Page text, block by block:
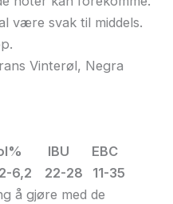
være svak til middels.
Vinterøl, Negra
EBC
6,2 22-28 11-35
å gjøre med de